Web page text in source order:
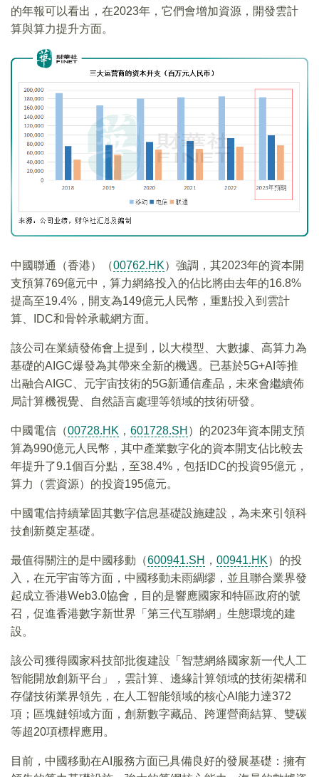
的年報可以看出，在2023年，它們會增加資源，開發雲計
算與算力提升方面。
中國聯通（香港）（00762.HK）強調，其2023年的資本開
支預算769億元中，算力網絡投入的佔比將由去年的16.8%
提高至19.4%，開支為149億元人民幣，重點投入到雲計
算、IDC和骨幹承載網方面。
該公司在業績發佈會上提到，以大模型、大數據、高算力為
基礎的AIGC爆發為其帶來全新的機遇。已基於5G+AI等推
出融合AIGC、元宇宙技術的5G新通信產品，未來會繼續佈
局計算機視覺、自然語言處理等領域的技術研發。
中國電信（00728.HK ， 601728.SH ）的2023年資本開支預
算為990億元人民幣，其中產業數字化的資本開支佔比較去
年提升了9.1個百分點，至38.4%，包括IDC的投資95億元，
算力（雲資源）的投資195億元。
中國電信持續鞏固其數字信息基礎設施建設，為未來引領科
技創新奠定基礎。
最值得關注的是中國移動（600941.SH ， 00941.HK）的投
入，在元宇宙等方面，中國移動未雨綢缪，並且聯合業界發
起成立香港Web3.0協會，目的是響應國家和特區政府的號
召，促進香港數字新世界「第三代互聯網」生態環境的建
設。
該公司獲得國家科技部批復建設「智慧網絡國家新一代人工
智能開放創新平台」，雲計算、邊緣計算領域的技術架構和
存儲技術業界領先，在人工智能領域的核心AI能力達372
項；區塊鏈領域方面，創新數字藏品、跨運營商結算、雙碳
等超20項標桿應用。
目前，中國移動在AI服務方面已具備良好的發展基礎：擁有